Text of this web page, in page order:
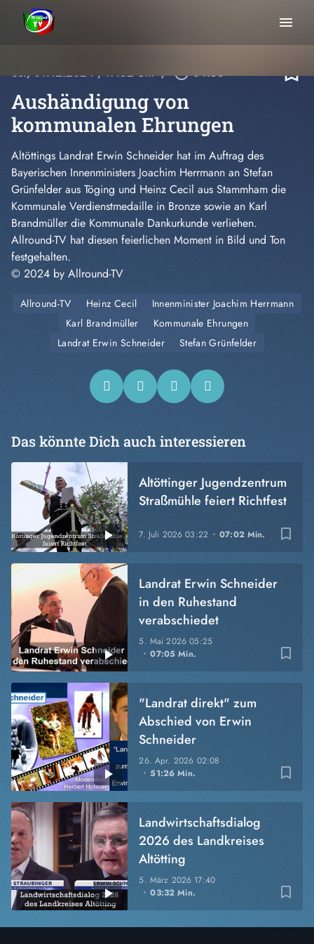
menu
So., 01.12.2024, 17:52 Uhr / play_circle_outline04:58 bookmark_border
Aushändigung von
kommunalen Ehrungen
Altöttings Landrat Erwin Schneider hat im Auftrag des
Bayerischen Innenministers Joachim Herrmann an Stefan
Grünfelder aus Töging und Heinz Cecil aus Stammham die
Kommunale Verdienstmedaille in Bronze sowie an Karl
Brandmüller die Kommunale Dankurkunde verliehen.
Allround-TV hat diesen feierlichen Moment in Bild und Ton
festgehalten.
© 2024 by Allround-TV
Allround-TV Heinz Cecil
Innenminister Joachim Herrmann
Karl Brandmüller
Kommunale Ehrungen
Landrat Erwin Schneider
Stefan Grünfelder
Das könnte Dich auch interessieren
bookmark_border
7. Juli 202603:22 07:02 Min.
Altöttinger Jugendzentrum
Straßmühle feiert Richtfest
bookmark_border
5. Mai 202605:25
07:05 Min.
Landrat Erwin Schneider
in den Ruhestand
verabschiedet
bookmark_border
26. Apr. 2026 02:08
51:26 Min.
"Landrat direkt" zum
Abschied von Erwin
Schneider
bookmark_border
5. März 2026 17:40
03:32 Min.
Landwirtschaftsdialog
2026 des Landkreises
Altötting